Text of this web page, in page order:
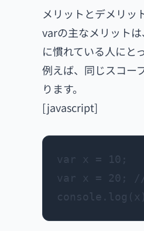
メリットとデメリッ
varの主なメリット
に慣れている人にと
例えば、同じスコー
ります。
[javascript]
var x = 10;
var x = 20; // エ